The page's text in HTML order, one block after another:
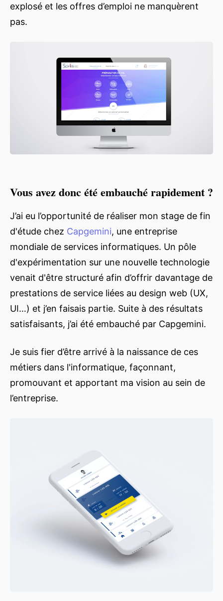
explosé et les offres d’emploi ne manquèrent
pas.
Vous avez donc été embauché rapidement ?
J’ai eu l’opportunité de réaliser mon stage de fin
d'étude chez Capgemini, une entreprise
mondiale de services informatiques. Un pôle
d'expérimentation sur une nouvelle technologie
venait d'être structuré afin d’offrir davantage de
prestations de service liées au design web (UX,
UI…) et j’en faisais partie. Suite à des résultats
satisfaisants, j’ai été embauché par Capgemini.
Je suis fier d’être arrivé à la naissance de ces
métiers dans l'informatique, façonnant,
promouvant et apportant ma vision au sein de
l’entreprise.